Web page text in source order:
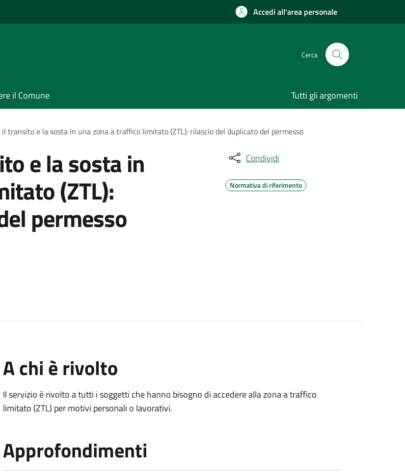
Accedi all'area personale
Cerca
il Comune Tutti gli argomenti
il transito e la sosta in una zona a traffico limitato (ZTL): rilascio del duplicato del permesso
e la sosta in
(ZTL):
permesso
Condividi
Normativa di riferimento
A chi è rivolto
Il servizio è rivolto a tutti i soggetti che hanno bisogno di accedere alla zona a traffico
limitato (ZTL) per motivi personali o lavorativi.
Approfondimenti